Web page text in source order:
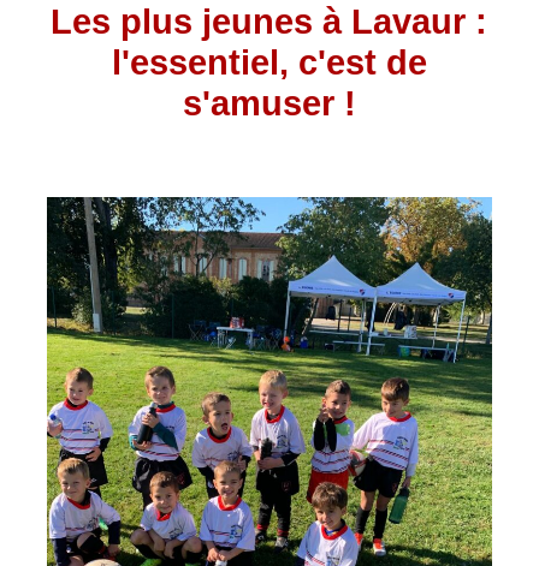
Les plus jeunes à Lavaur :
l'essentiel, c'est de
s'amuser !